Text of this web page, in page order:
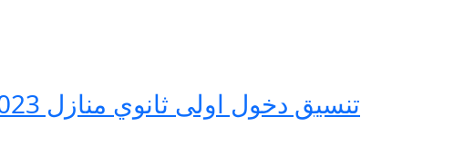
تنسيق دخول اولى ثانوي منازل 2023 جميع المحافظات